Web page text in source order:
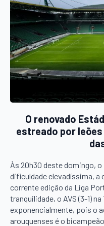
O renovado
estreado por
Às 20h30 deste domingo,
dificuldade elevadíssima, a
corrente edição da Liga
tranquilidade, o AVS (3-1)
exponencialmente, pois o
arouquenses é o